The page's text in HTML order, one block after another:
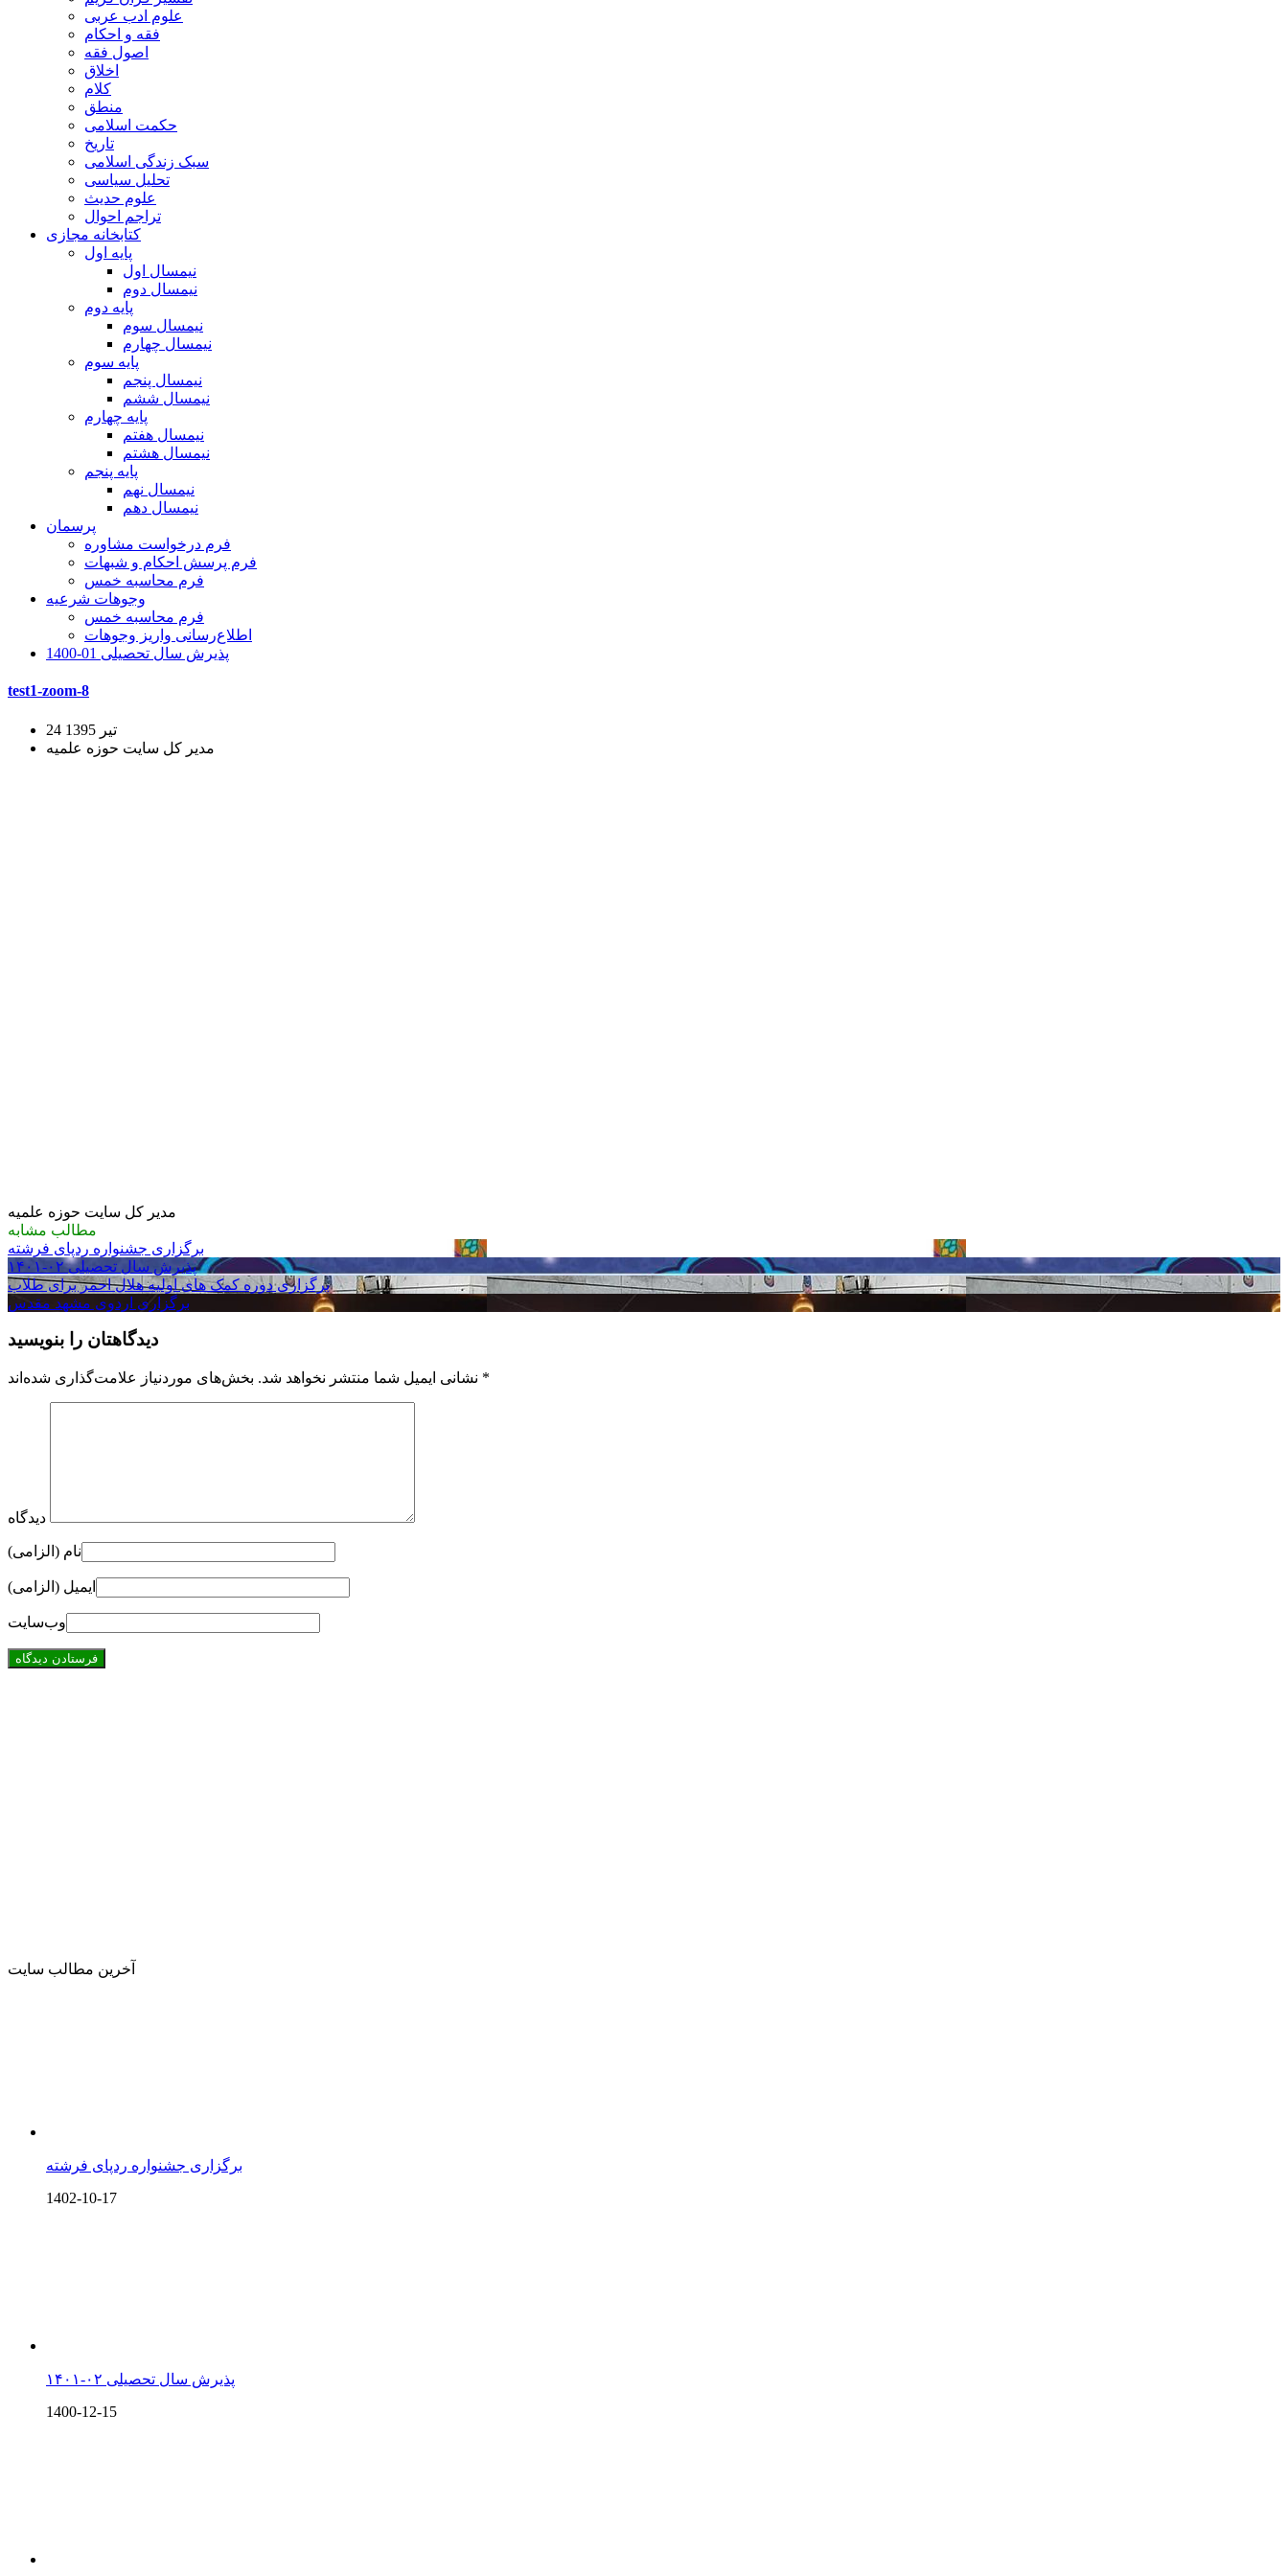
علوم ادب عربی
فقه و احکام
اصول فقه
اخلاق
کلام
منطق
حکمت اسلامی
تاریخ
سبک زندگی اسلامی
تحلیل سیاسی
علوم حدیث
تراجم احوال
کتابخانه مجازی
پایه اول
نیمسال اول
نیمسال دوم
پایه دوم
نیمسال سوم
نیمسال چهارم
پایه سوم
نیمسال پنجم
نیمسال ششم
پایه چهارم
نیمسال هفتم
نیمسال هشتم
پایه پنجم
نیمسال نهم
نیمسال دهم
پرسمان
فرم درخواست مشاوره
فرم پرسش احکام و شبهات
فرم محاسبه خمس
وجوهات شرعیه
فرم محاسبه خمس
اطلاع‌رسانی واریز وجوهات
پذیرش سال تحصیلی 01-1400
test1-zoom-8
24 تیر 1395
مدیر کل سایت حوزه علمیه
مدیر کل سایت حوزه علمیه
مطالب مشابه
برگزاری جشنواره ردپای فرشته
پذیرش سال تحصیلی ۰۲-۱۴۰۱
برگزاری دوره کمک های اولیه هلال احمر برای طلاب
برگزاری اردوی مشهد مقدس
دیدگاهتان را بنویسید
نشانی ایمیل شما منتشر نخواهد شد. *
دیدگاه
نام (الزامی)
ایمیل (الزامی)
وب‌سایت
آخرین مطالب سایت
برگزاری جشنواره ردپای فرشته
1402-10-17
پذیرش سال تحصیلی ۰۲-۱۴۰۱
1400-12-15